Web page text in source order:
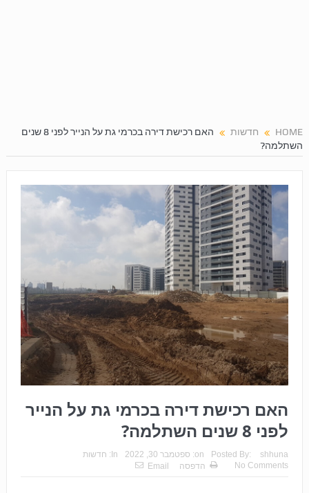
HOME חדשות
האם רכישת דירה בכרמי גת על הנייר לפני 8 שנים
השתלמה?
האם רכישת דירה בכרמי גת על הנייר
לפני 8 שנים השתלמה?
Posted By: shhuna
on: ספטמבר 30, 2022 In:
חדשות
No Comments
הדפסה Email